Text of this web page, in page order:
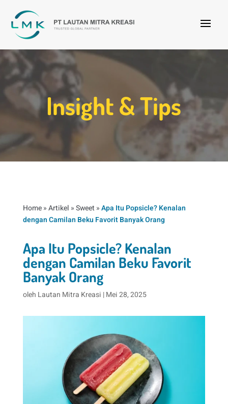
Insight & Tips
Home»Artikel »Sweet»Apa Itu Popsicle? Kenalan
dengan Camilan Beku Favorit Banyak Orang
Apa Itu Popsicle? Kenalan
dengan Camilan Beku Favorit
Banyak Orang
oleh Lautan Mitra Kreasi |Mei 28, 2025